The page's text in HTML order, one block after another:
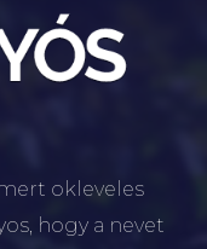
okleveles
hogy a nevet